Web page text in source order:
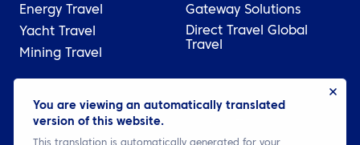
You are viewing an automatically translated
version of this website.
Energy Travel
Yacht Travel
Mining Travel
Gateway Solutions
Direct Travel Global
Travel
© 2026 ATPI
Juridisk
Personvernerklæring